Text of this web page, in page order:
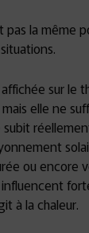
pas la même
sur le
elle ne
ou encore
influencent
à la chaleur.